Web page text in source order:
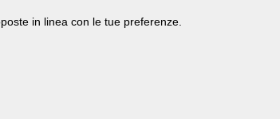
in linea con le tue preferenze.